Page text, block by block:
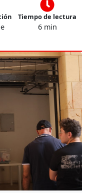
Tiempo de lectura
6 min